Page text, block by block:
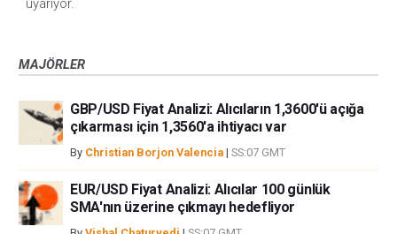
uyarıyor.
MAJÖRLER
GBP/USD Fiyat Analizi: Alıcıların 1,3600'ü açığa
çıkarması için 1,3560'a ihtiyacı var
By Christian Borjon Valencia | SS:07 GMT
EUR/USD Fiyat Analizi: Alıcılar 100 günlük
SMA'nın üzerine çıkmayı hedefliyor